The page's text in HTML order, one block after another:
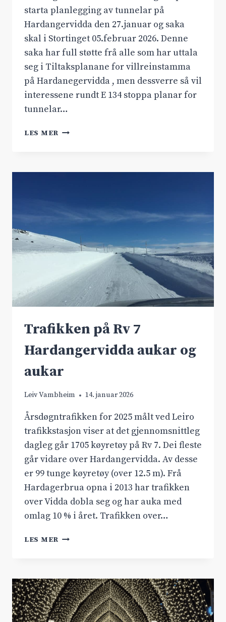
starta planlegging av tunnelar på
Hardangervidda den 27.januar og saka
skal i Stortinget 05.februar 2026. Denne
saka har full støtte frå alle som har uttala
seg i Tiltaksplanane for villreinstamma
på Hardanegervidda , men dessverre så vil
interessene rundt E 134 stoppa planar for
tunnelar…
LES MER DYRANUTTNNELEN
Trafikken på Rv 7
Hardangervidda aukar og
aukar
Leiv Vambheim 14. januar 2026
Årsdøgntrafikken for 2025 målt ved Leiro
trafikkstasjon viser at det gjennomsnittleg
dagleg går 1705 køyretøy på Rv 7. Dei fleste
går vidare over Hardangervidda. Av desse
er 99 tunge køyretøy (over 12.5 m). Frå
Hardagerbrua opna i 2013 har trafikken
over Vidda dobla seg og har auka med
omlag 10 % i året. Trafikken over…
LES MER TRAFIKKEN
HARDANGERVIDDA
AUKAR
OG
AUKAR